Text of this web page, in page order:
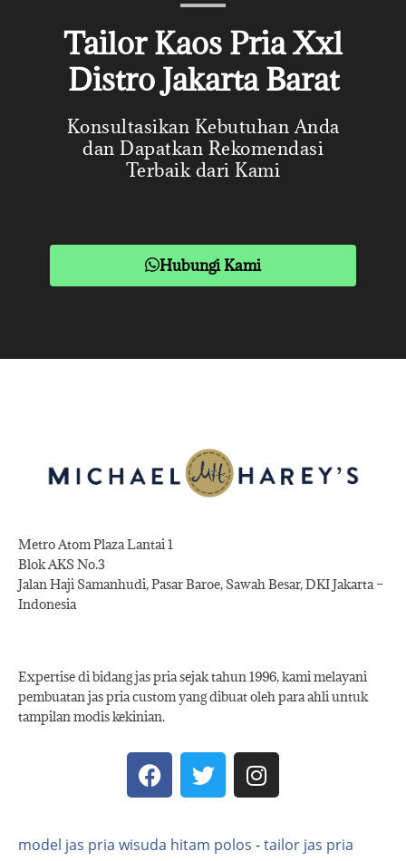
Tailor Kaos Pria Xxl
Distro Jakarta Barat
Konsultasikan Kebutuhan Anda
dan Dapatkan Rekomendasi
Terbaik dari Kami
Hubungi Kami
Metro Atom Plaza Lantai 1
Blok AKS No.3
Jalan Haji Samanhudi, Pasar Baroe, Sawah Besar, DKI Jakarta –
Indonesia
Expertise di bidang jas pria sejak tahun 1996, kami melayani
pembuatan jas pria custom yang dibuat oleh para ahli untuk
tampilan modis kekinian.
model jas pria wisuda hitam polos -tailor jas pria